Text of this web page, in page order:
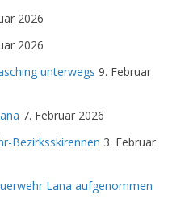
2026
2026
unterwegs 9. Februar
7. Februar 2026
Bezirksskirennen 3. Februar
Lana aufgenommen